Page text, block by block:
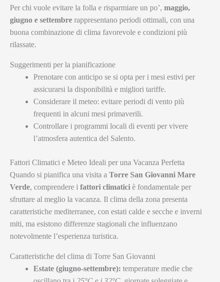
Per chi vuole evitare la folla e risparmiare un po’, maggio,
giugno e settembre rappresentano periodi ottimali, con una
buona combinazione di clima favorevole e condizioni più
rilassate.
Suggerimenti per la pianificazione
Prenotare con anticipo se si opta per i mesi estivi per
assicurarsi la disponibilità e migliori tariffe.
Considerare il meteo: evitare periodi di vento più
frequenti in alcuni mesi primaverili.
Controllare i programmi locali di eventi per vivere
l’atmosfera autentica del Salento.
Fattori Climatici e Meteo Ideali per una Vacanza Perfetta
Quando si pianifica una visita a Torre San Giovanni Mare
Verde, comprendere i fattori climatici è fondamentale per
sfruttare al meglio la vacanza. Il clima della zona presenta
caratteristiche mediterranee, con estati calde e secche e inverni
miti, ma esistono differenze stagionali che influenzano
notevolmente l’esperienza turistica.
Caratteristiche del clima di Torre San Giovanni
Estate (giugno-settembre): temperature medie che